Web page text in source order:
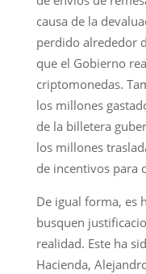
causa de la
perdido alrededor
que el Gobierno
criptomonedas.
los millones
de la billetera
los millones
de incentivos para
De igual forma, es
busquen
realidad. Este ha
Hacienda,